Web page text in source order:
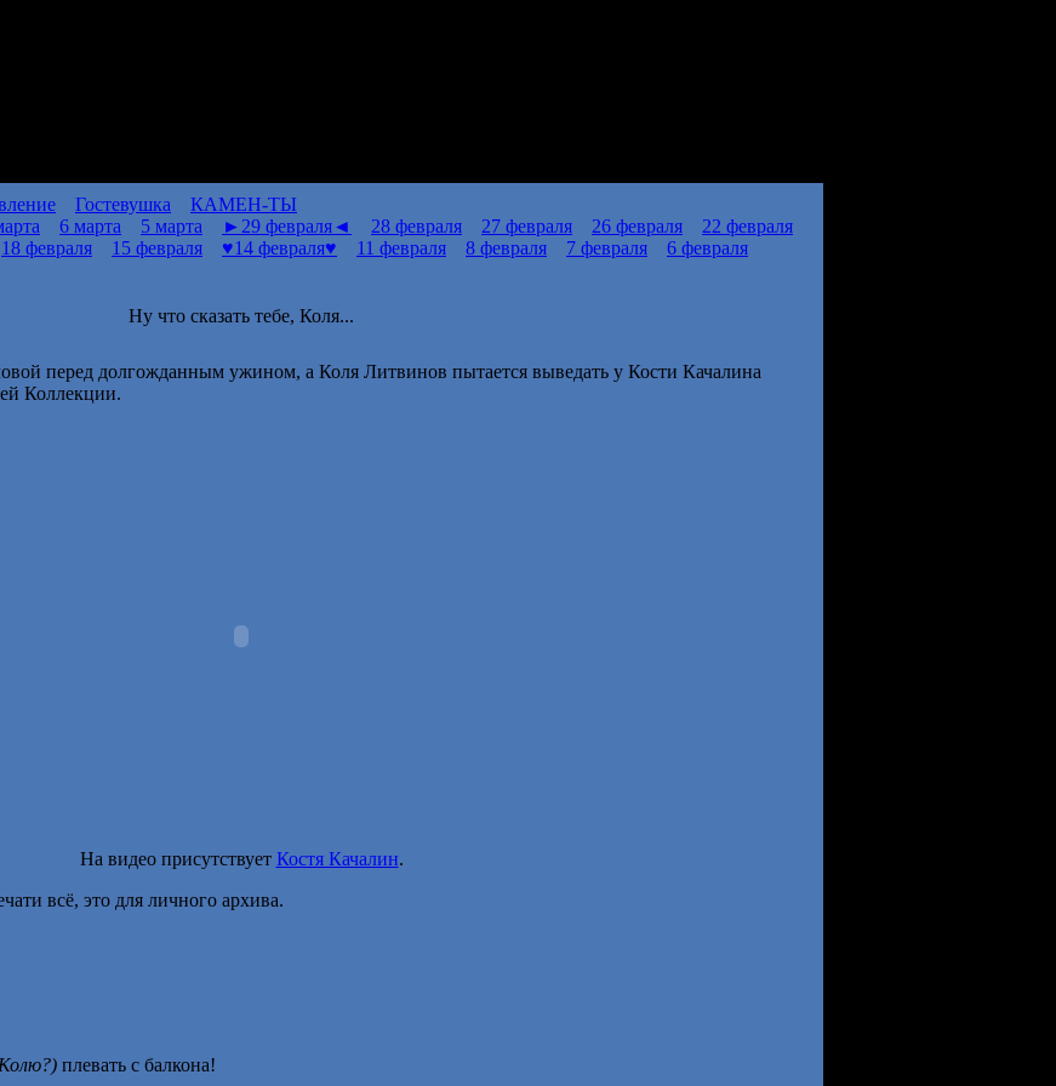
Гостевушка
КАМЕН-ТЫ
6 марта 5 марта ►29 февраля◄ 28 февраля 27 февраля 26 февраля
22 февраля
18 февраля 15 февраля ♥14 февраля♥ 11 февраля 8 февраля 7 февраля
6 февраля
Ну что сказать тебе, Коля...
перед долгожданным ужином, а Коля Литвинов пытается выведать у Кости Качалина
Коллекции.
На видео присутствует Костя Качалин.
всё, это для личного архива.
плевать с балкона!